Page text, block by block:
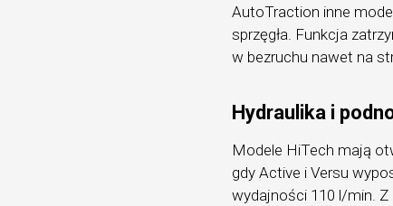
AutoTraction inne
sprzęgła. Funkcja
w bezruchu nawet na
Hydraulika i
Modele HiTech mają
gdy Active i Versu
wydajności 110 l/min.